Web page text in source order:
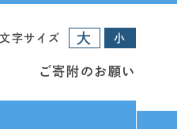
文字サイズ 大 小
ご寄附のお願い